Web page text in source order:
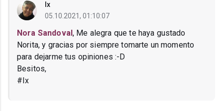
Ix
05.10.2021, 01:10:07
Nora Sandoval, Me alegra que te haya gustado
Norita, y gracias por siempre tomarte un momento
para dejarme tus opiniones :-D
Besitos,
#Ix